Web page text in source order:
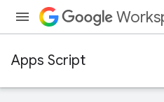
Apps Script